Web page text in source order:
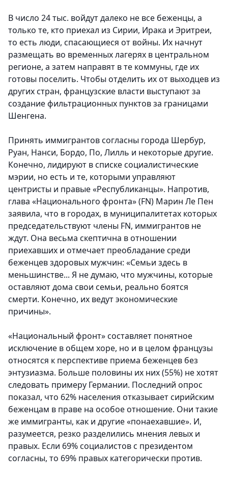
В число 24 тыс. войдут далеко не все беженцы, а
только те, кто приехал из Сирии, Ирака и Эритреи,
то есть люди, спасающиеся от войны. Их начнут
размещать во временных лагерях в центральном
регионе, а затем направят в те коммуны, где их
готовы поселить. Чтобы отделить их от выходцев из
других стран, французские власти выступают за
создание фильтрационных пунктов за границами
Шенгена.
Принять иммигрантов согласны города Шербур,
Руан, Нанси, Бордо, По, Лилль и некоторые другие.
Конечно, лидируют в списке социалистические
мэрии, но есть и те, которыми управляют
центристы и правые «Республиканцы». Напротив,
глава «Национального фронта» (FN) Марин Ле Пен
заявила, что в городах, в муниципалитетах которых
председательствуют члены FN, иммигрантов не
ждут. Она весьма скептична в отношении
приехавших и отмечает преобладание среди
беженцев здоровых мужчин: «Семьи здесь в
меньшинстве... Я не думаю, что мужчины, которые
оставляют дома свои семьи, реально боятся
смерти. Конечно, их ведут экономические
причины».
«Национальный фронт» составляет понятное
исключение в общем хоре, но и в целом французы
относятся к перспективе приема беженцев без
энтузиазма. Больше половины их них (55%) не хотят
следовать примеру Германии. Последний опрос
показал, что 62% населения отказывает сирийским
беженцам в праве на особое отношение. Они такие
же иммигранты, как и другие «понаехавшие». И,
разумеется, резко разделились мнения левых и
правых. Если 69% социалистов с президентом
согласны, то 69% правых категорически против.